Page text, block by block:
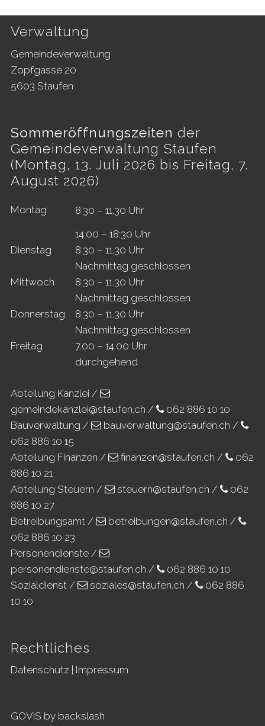
Footer
Verwaltung
Gemeindeverwaltung
Zopfgasse 20
5603 Staufen
Sommeröffnungszeiten der
Gemeindeverwaltung Staufen
(Montag, 13. Juli 2026 bis Freitag, 7.
August 2026)
Montag
8.30 – 11.30 Uhr
14.00 – 18:30 Uhr
Dienstag
8.30 – 11.30 Uhr
Nachmittag geschlossen
Mittwoch
8.30 – 11.30 Uhr
Nachmittag geschlossen
Donnerstag
8.30 – 11.30 Uhr
Nachmittag geschlossen
Freitag
7.00 – 14.00 Uhr
durchgehend
Abteilung Kanzlei /
gemeindekanzlei@staufen.ch /
062 886 10 10
Bauverwaltung /
bauverwaltung@staufen.ch /
062 886 10 15
Abteilung Finanzen /
finanzen@staufen.ch /
062
886 10 21
Abteilung Steuern /
steuern@staufen.ch /
062
886 10 27
Betreibungsamt /
betreibungen@staufen.ch /
062 886 10 23
Personendienste /
personendienste@staufen.ch /
062 886 10 10
Sozialdienst /
soziales@staufen.ch /
062 886
10 10
Rechtliches
Datenschutz Impressum
GOViS by backslash